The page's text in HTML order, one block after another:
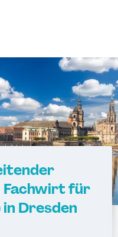
Fachwirt für
Dresden